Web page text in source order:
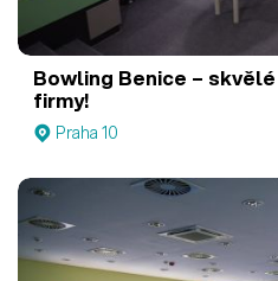
Bowling Benice –
firmy!
Praha 10